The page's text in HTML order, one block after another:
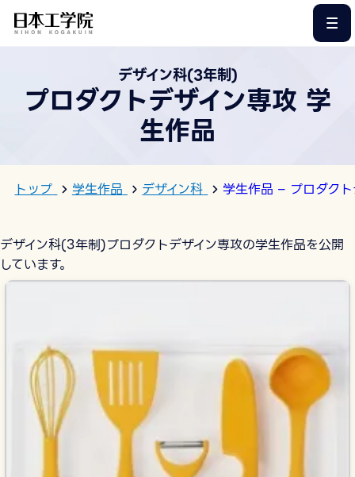
デザイン科(3年制)
プロダクトデザイン専攻 学
生作品
トップ 学生作品 デザイン科 学生作品 – プロダク
デザイン科(3年制)プロダクトデザイン専攻の学生作品を公開
しています。